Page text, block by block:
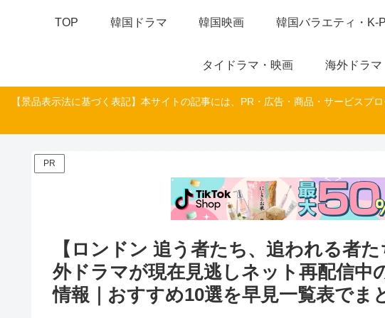
TOP 韓国ドラマ 韓国映画 韓国バラエティ・K-
タイドラマ・映画 海外ドラマ
【景品表示法に基づく表記】本サイトの記事には、PR・広告・商品・サービス
PR
【ロンドン 追う者たち、追われる者
外ドラマが現在見逃しネット再配信中
情報｜おすすめ10選を早見一覧表でま